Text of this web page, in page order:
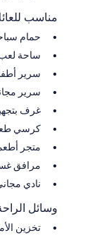
مناسب
حمام
ساحة
سرير
سرير
غرف
كرسي
متجر
مرافق
نادي
وسائل
تخزين